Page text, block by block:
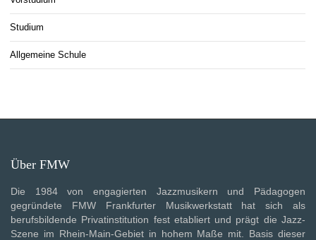
Studium
Allgemeine Schule
Über FMW
Die 1984 von engagierten Jazzmusikern und Pädagogen
gegründete FMW Frankfurter Musikwerkstatt hat sich als
berufsbildende Privatinstitution fest etabliert und prägt die Jazz-
Szene im Rhein-Main-Gebiet in hohem Maße mit. Basis dieser